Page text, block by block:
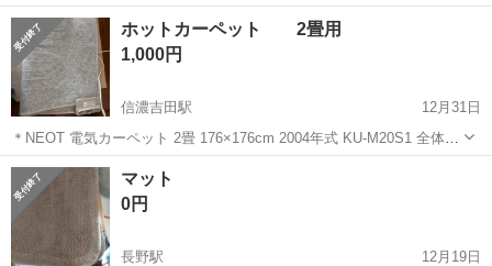
＞＜
長野 長野市 信濃吉田駅 カーペット/マット/ラグ
プレイマット
ホットカーペット 2畳用
1,000円
信濃吉田駅
12月31日
＊NEOT 電気カーペット 2畳 176×176cm 2004年式 KU-M20S1 全体を
強にして、動作確認済みです
長野 長野市 信濃吉田駅
電気カーペット
マット
0円
長野駅
12月19日